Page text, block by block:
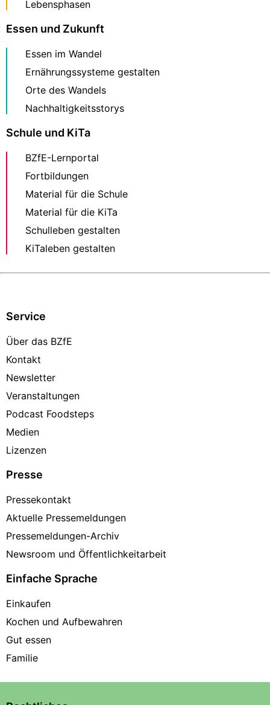
Lebensphasen
Essen und Zukunft
Essen im Wandel
Ernährungssysteme gestalten
Orte des Wandels
Nachhaltigkeitsstorys
Schule und KiTa
BZfE-Lernportal
Fortbildungen
Material für die Schule
Material für die KiTa
Schulleben gestalten
KiTaleben gestalten
Service
Über das BZfE
Kontakt
Newsletter
Veranstaltungen
Podcast Foodsteps
Medien
Lizenzen
Presse
Pressekontakt
Aktuelle Pressemeldungen
Pressemeldungen-Archiv
Newsroom und Öffentlichkeitarbeit
Einfache Sprache
Einkaufen
Kochen und Aufbewahren
Gut essen
Familie